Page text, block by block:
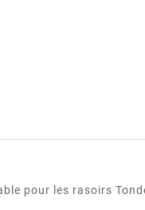
pour les rasoirs